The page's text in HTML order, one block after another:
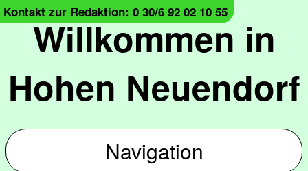
Willkommen in
Hohen Neuendorf
Kontakt zur Redaktion: 0 30/6 92 02 10 55
Navigation